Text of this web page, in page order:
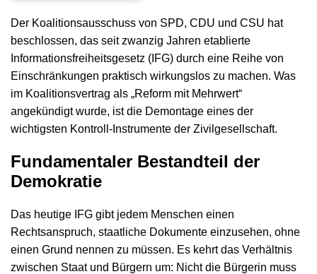
Der Koalitionsausschuss von SPD, CDU und CSU hat
beschlossen, das seit zwanzig Jahren etablierte
Informationsfreiheitsgesetz (IFG) durch eine Reihe von
Einschränkungen praktisch wirkungslos zu machen. Was
im Koalitionsvertrag als „Reform mit Mehrwert“
angekündigt wurde, ist die Demontage eines der
wichtigsten Kontroll-Instrumente der Zivilgesellschaft.
Fundamentaler Bestandteil der
Demokratie
Das heutige IFG gibt jedem Menschen einen
Rechtsanspruch, staatliche Dokumente einzusehen, ohne
einen Grund nennen zu müssen. Es kehrt das Verhältnis
zwischen Staat und Bürgern um: Nicht die Bürgerin muss